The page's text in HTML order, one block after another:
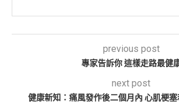
previous post
專家告訴你 這樣走路最健
next post
健康新知：痛風發作後二個月內 心肌梗